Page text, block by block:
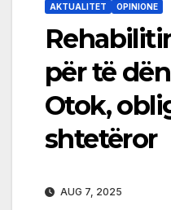
AKTUALITET OPINIONE
për të
Otok,
shtetëror
AUG 7, 2025